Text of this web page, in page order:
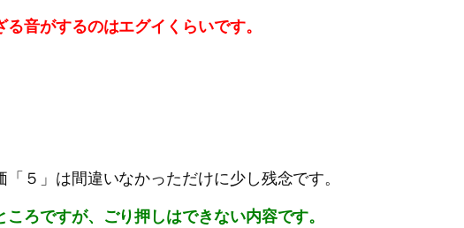
音がするのはエグイくらいです。
５」は間違いなかっただけに少し残念です。
ろですが、ごり押しはできない内容です。